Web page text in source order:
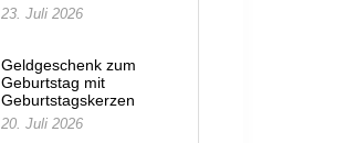
23. Juli 2026
Geldgeschenk zum
Geburtstag mit
Geburtstagskerzen
20. Juli 2026